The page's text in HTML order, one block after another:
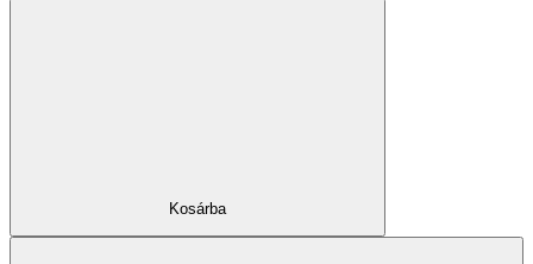
Kosárba